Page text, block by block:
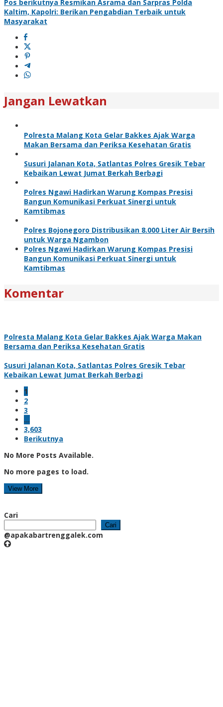
Pos berikutnya Resmikan Asrama dan Sarpras Polda
Kaltim, Kapolri: Berikan Pengabdian Terbaik untuk
Masyarakat
Jangan Lewatkan
Polresta Malang Kota Gelar Bakkes Ajak Warga
Makan Bersama dan Periksa Kesehatan Gratis
Susuri Jalanan Kota, Satlantas Polres Gresik Tebar
Kebaikan Lewat Jumat Berkah Berbagi
Polres Ngawi Hadirkan Warung Kompas Presisi
Bangun Komunikasi Perkuat Sinergi untuk
Kamtibmas
Polres Bojonegoro Distribusikan 8.000 Liter Air Bersih
untuk Warga Ngambon
Polres Ngawi Hadirkan Warung Kompas Presisi
Bangun Komunikasi Perkuat Sinergi untuk
Kamtibmas
Komentar
Polresta Malang Kota Gelar Bakkes Ajak Warga Makan
Bersama dan Periksa Kesehatan Gratis
Susuri Jalanan Kota, Satlantas Polres Gresik Tebar
Kebaikan Lewat Jumat Berkah Berbagi
1
2
3
…
3,603
Berikutnya
No More Posts Available.
No more pages to load.
View More
Cari
Cari
@apakabartrenggalek.com